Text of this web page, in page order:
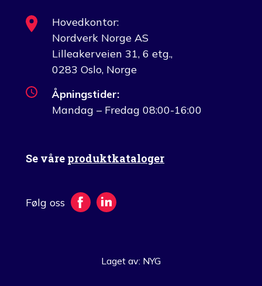
Hovedkontor:
Nordverk Norge AS
Lilleakerveien 31, 6 etg.,
0283 Oslo, Norge
Se våre produktkataloger
Åpningstider:
Mandag – Fredag 08:00-16:00
Følg oss
Laget av: NYG